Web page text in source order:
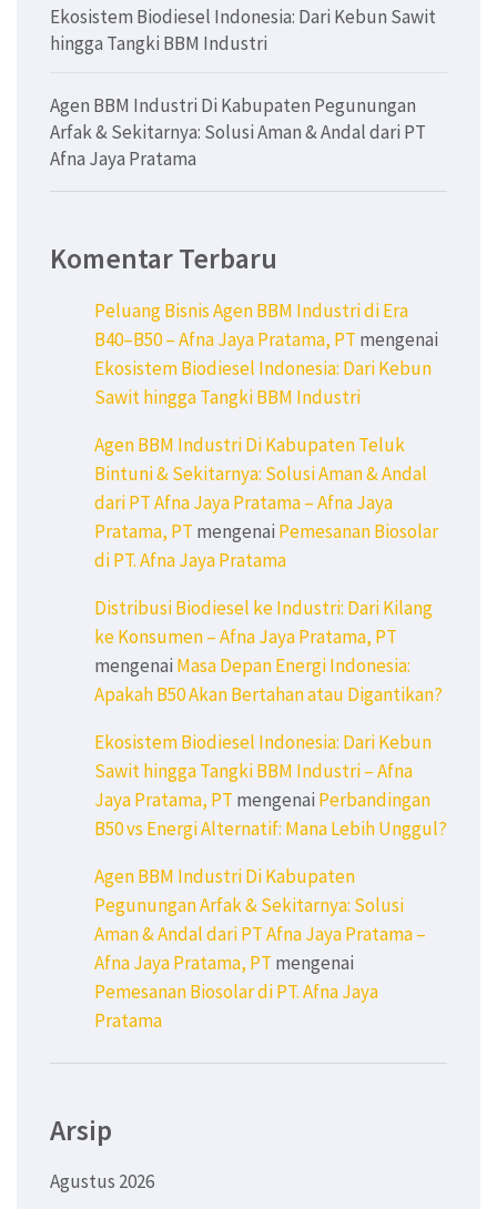
Ekosistem Biodiesel Indonesia: Dari Kebun Sawit
hingga Tangki BBM Industri
Agen BBM Industri Di Kabupaten Pegunungan
Arfak & Sekitarnya: Solusi Aman & Andal dari PT
Afna Jaya Pratama
Komentar Terbaru
Peluang Bisnis Agen BBM Industri di Era
B40–B50 – Afna Jaya Pratama, PT mengenai
Ekosistem Biodiesel Indonesia: Dari Kebun
Sawit hingga Tangki BBM Industri
Agen BBM Industri Di Kabupaten Teluk
Bintuni & Sekitarnya: Solusi Aman & Andal
dari PT Afna Jaya Pratama – Afna Jaya
Pratama, PT mengenai Pemesanan Biosolar
di PT. Afna Jaya Pratama
Distribusi Biodiesel ke Industri: Dari Kilang
ke Konsumen – Afna Jaya Pratama, PT
mengenai Masa Depan Energi Indonesia:
Apakah B50 Akan Bertahan atau Digantikan?
Ekosistem Biodiesel Indonesia: Dari Kebun
Sawit hingga Tangki BBM Industri – Afna
Jaya Pratama, PT mengenai Perbandingan
B50 vs Energi Alternatif: Mana Lebih Unggul?
Agen BBM Industri Di Kabupaten
Pegunungan Arfak & Sekitarnya: Solusi
Aman & Andal dari PT Afna Jaya Pratama –
Afna Jaya Pratama, PT mengenai
Pemesanan Biosolar di PT. Afna Jaya
Pratama
Arsip
Agustus 2026